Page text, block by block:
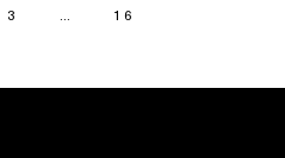
3 … 16